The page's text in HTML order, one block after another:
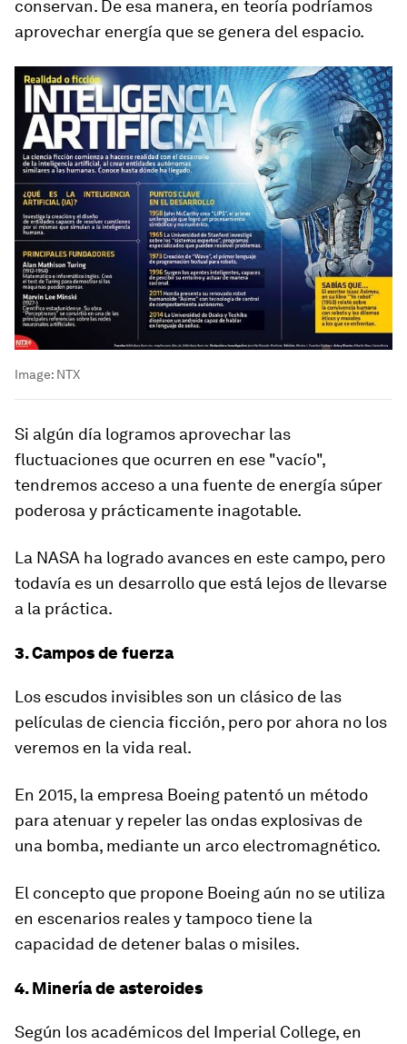
conservan. De esa manera, en teoría podríamos
aprovechar energía que se genera del espacio.
Image: NTX
Si algún día logramos aprovechar las
fluctuaciones que ocurren en ese "vacío",
tendremos acceso a una fuente de energía súper
poderosa y prácticamente inagotable.
La NASA ha logrado avances en este campo, pero
todavía es un desarrollo que está lejos de llevarse
a la práctica.
3. Campos de fuerza
Los escudos invisibles son un clásico de las
películas de ciencia ficción, pero por ahora no los
veremos en la vida real.
En 2015, la empresa Boeing patentó un método
para atenuar y repeler las ondas explosivas de
una bomba, mediante un arco electromagnético.
El concepto que propone Boeing aún no se utiliza
en escenarios reales y tampoco tiene la
capacidad de detener balas o misiles.
4. Minería de asteroides
Según los académicos del Imperial College, en